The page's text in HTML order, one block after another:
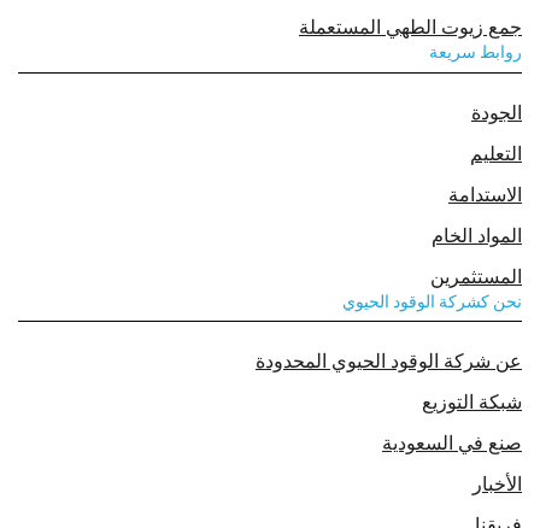
جمع زيوت الطهي المستعملة
روابط سريعة
الجودة
التعليم
الاستدامة
المواد الخام
المستثمرين
نحن كشركة الوقود الحيوي
عن شركة الوقود الحيوي المحدودة
شبكة التوزيع
صنع في السعودية
الأخبار